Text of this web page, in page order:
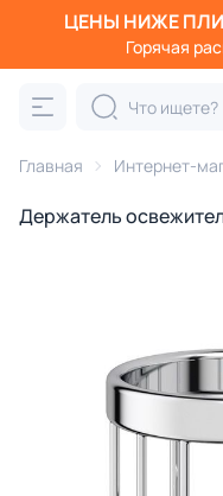
ЦЕНЫ НИЖЕ
Горячая
Главная Интернет-
Держатель